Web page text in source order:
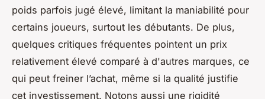
poids parfois jugé élevé, limitant la maniabilité pour
certains joueurs, surtout les débutants. De plus,
quelques critiques fréquentes pointent un prix
relativement élevé comparé à d'autres marques, ce
qui peut freiner l’achat, même si la qualité justifie
cet investissement. Notons aussi une rigidité